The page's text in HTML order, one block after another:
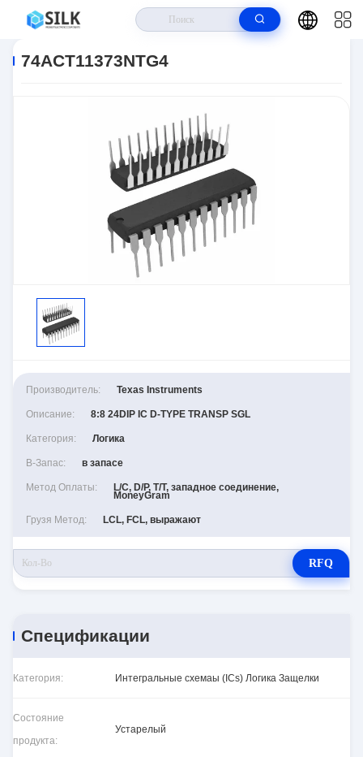
74ACT11373NTG4
Производитель: Texas Instruments
Описание: 8:8 24DIP IC D-TYPE TRANSP SGL
Категория: Логика
В-Запас: в запасе
Метод Оплаты: L/C, D/P, T/T, западное соединение,
MoneyGram
Грузя Метод: LCL, FCL, выражают
RFQ
Спецификации
Категория: Интегральные схемаы (ICs) Логика Защелки
Состояние
продукта:
Устарелый